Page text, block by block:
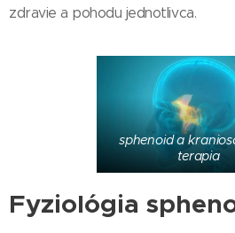
zdravie a pohodu jednotlivca.
sphenoid a
terapia
Fyziológia